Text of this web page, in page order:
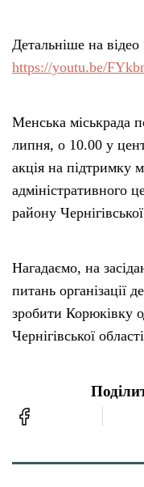
Детальніше на відео
https://youtu.be/
Менська міськрада
липня, о 10.00 у
акція на підтримку
адміністративного
району
Нагадаємо, на
питань організації
зробити Корюківку
Чернігівської